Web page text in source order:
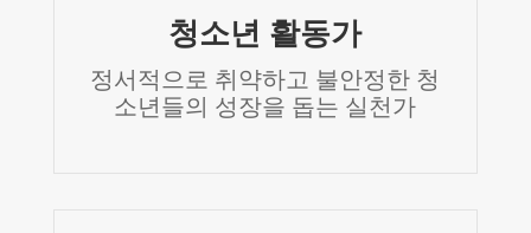
청소년 활동가
정서적으로 취약하고 불안정한 청
소년들의 성장을 돕는 실천가